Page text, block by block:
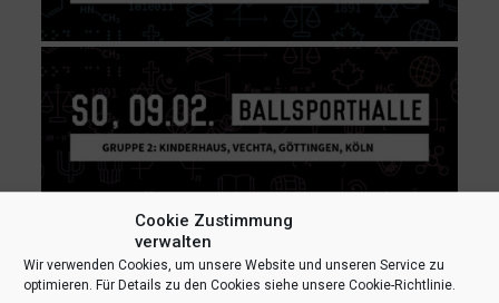
Cookie Zustimmung
verwalten
Wir verwenden Cookies, um unsere Website und unseren Service zu
optimieren. Für Details zu den Cookies siehe unsere Cookie-Richtlinie.